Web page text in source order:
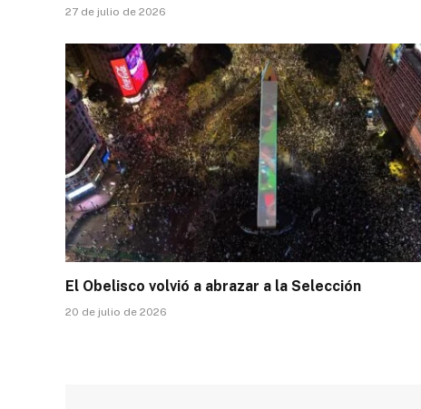
27 de julio de 2026
El Obelisco volvió a abrazar a la Selección
20 de julio de 2026